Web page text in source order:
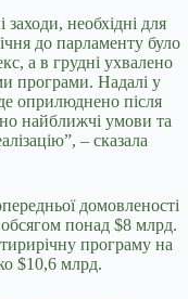
необхідні для
до парламенту було
а в грудні ухвалено
програми. Надалі у
оприлюднено після
найближчі умови та
– сказала
домовленості
понад $8 млрд.
програму на
$10,6 млрд.